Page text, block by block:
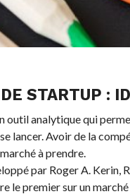
STARTUP :
outil analytique qui
lancer. Avoir de la
à prendre.
par Roger A. Kerin,
le premier sur un